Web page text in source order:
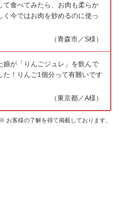
て食べてみたら、お肉も柔らか
く今ではお肉を炒めるのに使っ
（青森市／S様）
娘が「りんごジュレ」を飲んで
た！りんご1個分って有難いです
（東京都／A様）
※ お客様の了解を得て掲載しております。